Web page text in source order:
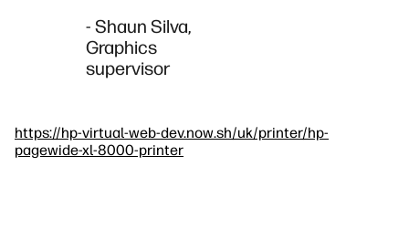
- Shaun Silva,
Graphics
supervisor
https://hp-virtual-web-dev.now.sh/uk/printer/hp-
pagewide-xl-8000-printer